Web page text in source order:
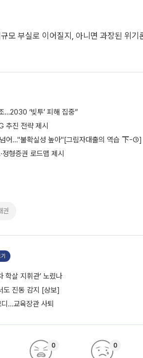
모 부실로 이어질지, 아니면 과장된 위
…2030 ‘빚투’ 피해 집중”
추진 전략 제시
어…"불확실성 높아"[그림자대출의 역습 下-①]
형증권 로드맵 제시
권
학살 지휘관’ 노렸나
도 진동 감지 [상보]
디…교육장관 사퇴
0 0